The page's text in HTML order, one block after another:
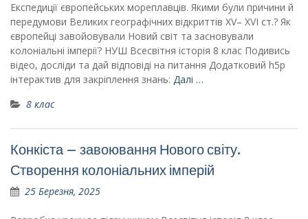
Експедиції європейських мореплавців. Якими були причини й
передумови Великих географічних відкриттів XV– XVI ст.? Як
європейці завойовували Новий світ та засновували
колоніальні імперії? НУШ Всесвітня історія 8 клас Подивись
відео, досліди та дай відповіді на питання Додатковий h5p
інтерактив для закріплення знань: Далі …
8 клас
Конкіста – завоювання Нового світу.
Створення колоніальних імперій
25 Березня, 2025